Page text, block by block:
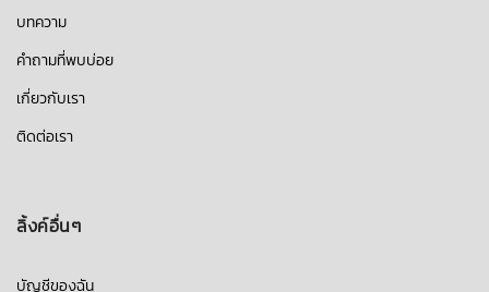
บทความ
คำถามที่พบบ่อย
เกี่ยวกับเรา
ติดต่อเรา
ลิ้งค์อื่นๆ
บัญชีของฉัน